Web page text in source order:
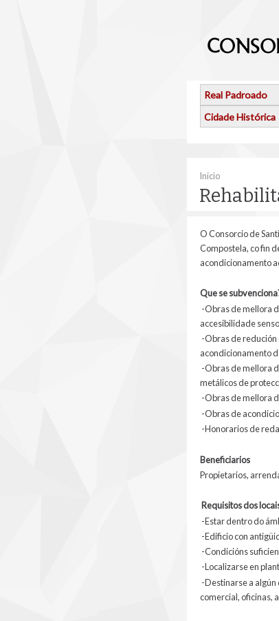
Real Padroado
Cidade Histórica
Vostede está
Inicio
O Consorcio de
Compostela, co fin
acondicionamento
Que se
-Obras de mellora
accesibilidade
-Obras de redución
acondicionamento
-Obras de mellora
metálicos de
-Obras de mellora
-Obras de
-Honorarios de
Beneficiarios
Propietarios,
Requisitos dos
-Estar dentro do
-Edificio con
-Condicións
-Localizarse en
-Destinarse a algún
comercial, oficinas,